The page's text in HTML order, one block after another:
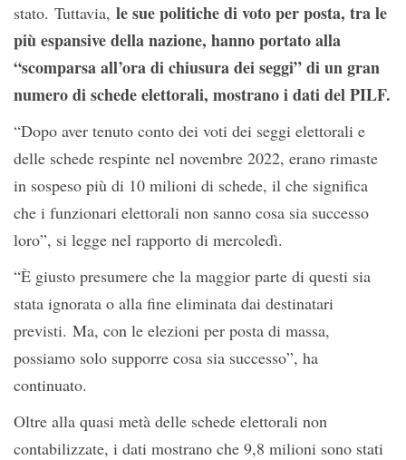
stato. Tuttavia, le sue politiche di voto per posta, tra le
più espansive della nazione, hanno portato alla
“scomparsa all’ora di chiusura dei seggi” di un gran
numero di schede elettorali, mostrano i dati del PILF.
“Dopo aver tenuto conto dei voti dei seggi elettorali e
delle schede respinte nel novembre 2022, erano rimaste
in sospeso più di 10 milioni di schede, il che significa
che i funzionari elettorali non sanno cosa sia successo
loro”, si legge nel rapporto di mercoledì.
“È giusto presumere che la maggior parte di questi sia
stata ignorata o alla fine eliminata dai destinatari
previsti. Ma, con le elezioni per posta di massa,
possiamo solo supporre cosa sia successo”, ha
continuato.
Oltre alla quasi metà delle schede elettorali non
contabilizzate, i dati mostrano che 9,8 milioni sono stati